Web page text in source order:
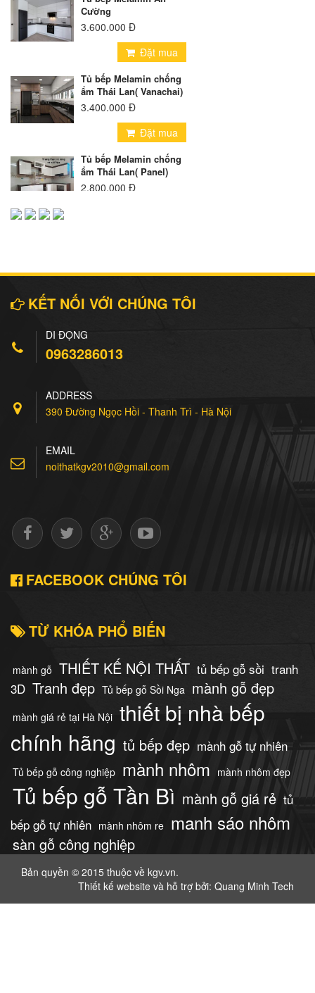
Cường
3.600.000 Đ
Đặt mua
Tủ bếp Melamin chống
ẩm Thái Lan( Vanachai)
3.400.000 Đ
Đặt mua
Tủ bếp Melamin chống
ẩm Thái Lan( Panel)
2.800.000 Đ
Đặt mua
8.500.000 Đ
nhiên xoan đào
7.500.000 Đ
Tủ bếp Inox Cánh
Đặt mua
KẾT NỐI VỚI CHÚNG TÔI
DI ĐỘNG
0963286013
ADDRESS
390 Đường Ngọc Hồi - Thanh Trì - Hà Nội
EMAIL
noithatkgv2010@gmail.com
FACEBOOK CHÚNG TÔI
TỪ KHÓA PHỔ BIẾN
mành gỗ THIẾT KẾ NỘI THẤT tủ bếp gỗ sồi tranh
3D Tranh đẹp Tủ bếp gỗ Sồi Nga mành gỗ đẹp
mành giá rẻ tại Hà Nội thiết bị nhà bếp
chính hãng tủ bếp đẹp mành gỗ tự nhiên
Tủ bếp gỗ công nghiệp mành nhôm mành nhôm đẹp
Tủ bếp gỗ Tần Bì mành gỗ giá rẻ tủ
bếp gỗ tự nhiên mành nhôm re manh sáo nhôm
sàn gỗ công nghiệp
Bản quyền © 2015 thuộc về kgv.vn.
Thiết kế website và hỗ trợ bởi: Quang Minh Tech